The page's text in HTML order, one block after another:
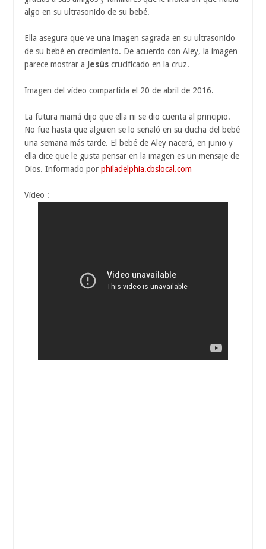
algo en su ultrasonido de su bebé.
Ella asegura que ve una imagen sagrada en su ultrasonido
de su bebé en crecimiento. De acuerdo con Aley, la imagen
parece mostrar a Jesús crucificado en la cruz.
Imagen del vídeo compartida el 20 de abril de 2016.
La futura mamá dijo que ella ni se dio cuenta al principio.
No fue hasta que alguien se lo señaló en su ducha del bebé
una semana más tarde. El bebé de Aley nacerá, en junio y
ella dice que le gusta pensar en la imagen es un mensaje de
Dios. Informado por philadelphia.cbslocal.com
Vídeo :